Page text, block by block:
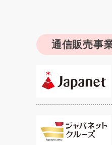
通信販売事